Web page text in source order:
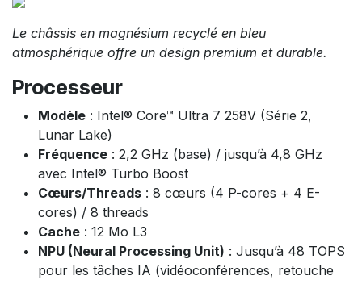
Le châssis en magnésium recyclé en bleu
atmosphérique offre un design premium et durable.
Processeur
Modèle : Intel® Core™ Ultra 7 258V (Série 2,
Lunar Lake)
Fréquence : 2,2 GHz (base) / jusqu’à 4,8 GHz
avec Intel® Turbo Boost
Cœurs/Threads : 8 cœurs (4 P-cores + 4 E-
cores) / 8 threads
Cache : 12 Mo L3
NPU (Neural Processing Unit) : Jusqu’à 48 TOPS
pour les tâches IA (vidéoconférences, retouche